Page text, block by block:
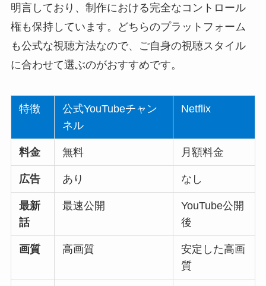
明言しており、制作における完全なコントロール
権も保持しています。どちらのプラットフォーム
も公式な視聴方法なので、ご自身の視聴スタイル
に合わせて選ぶのがおすすめです。
特徴
公式YouTubeチャン
ネル
Netflix
料金 無料 月額料金
広告 あり なし
最新
話
最速公開
YouTube公開
後
画質 高画質
安定した高画
質